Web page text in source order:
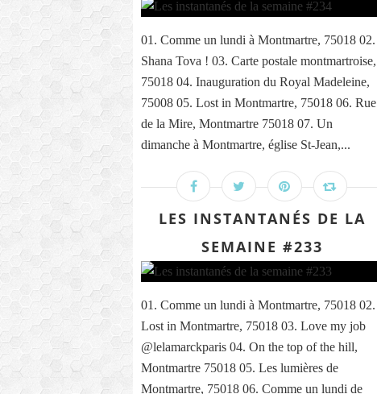
01. Comme un lundi à Montmartre, 75018 02.
Shana Tova ! 03. Carte postale montmartroise,
75018 04. Inauguration du Royal Madeleine,
75008 05. Lost in Montmartre, 75018 06. Rue
de la Mire, Montmartre 75018 07. Un
dimanche à Montmartre, église St-Jean,...
LES INSTANTANÉS DE LA
SEMAINE #233
01. Comme un lundi à Montmartre, 75018 02.
Lost in Montmartre, 75018 03. Love my job
@lelamarckparis 04. On the top of the hill,
Montmartre 75018 05. Les lumières de
Montmartre, 75018 06. Comme un lundi de